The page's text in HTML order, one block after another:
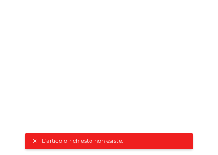
L'articolo richiesto non esiste.